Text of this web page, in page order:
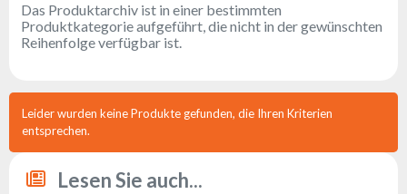
Portfolio
Marke
Flash
Satzung
Kontakt
Das Produktarchiv ist in einer bestimmten
Produktkategorie aufgeführt, die nicht in der gewünschten
Reihenfolge verfügbar ist.
Leider wurden keine Produkte gefunden, die Ihren Kriterien
entsprechen.
Lesen Sie auch...